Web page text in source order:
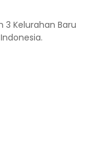
3 Kelurahan Baru